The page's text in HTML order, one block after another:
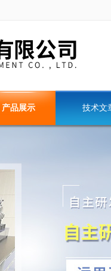
产品展示 技术文